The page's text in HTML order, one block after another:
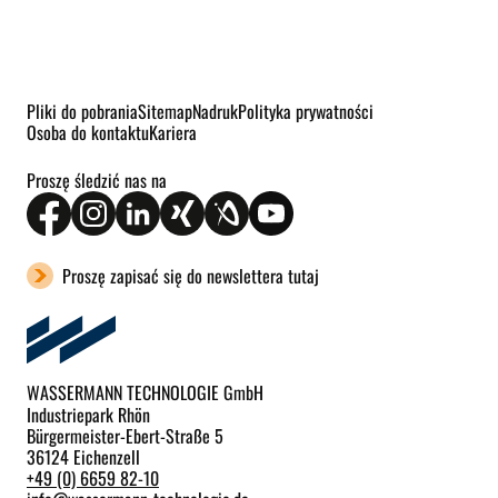
Pliki do pobraniaSitemapNadrukPolityka prywatności
Osoba do kontaktuKariera
Proszę śledzić nas na
Proszę zapisać się do newslettera tutaj
WASSERMANN TECHNOLOGIE GmbH
Industriepark Rhön
Bürgermeister-Ebert-Straße 5
36124 Eichenzell
+49 (0) 6659 82-10